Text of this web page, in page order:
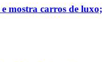
e mostra carros de luxo;